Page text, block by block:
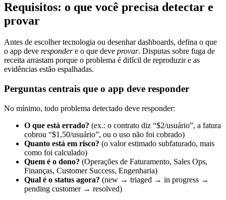
Requisitos: o que você precisa detectar e
provar
Antes de escolher tecnologia ou desenhar dashboards, defina o que
o app deve respondere o que deve provar. Disputas sobre fuga de
receita arrastam porque o problema é difícil de reproduzir e as
evidências estão espalhadas.
Perguntas centrais que o app deve responder
No mínimo, todo problema detectado deve responder:
O que está errado? (ex.: o contrato diz “$2/usuário”, a fatura
cobrou “$1,50/usuário”, ou o uso não foi cobrado)
Quanto está em risco? (o valor estimado subfaturado, mais
como foi calculado)
Quem é o dono? (Operações de Faturamento, Sales Ops,
Finanças, Customer Success, Engenharia)
Qual é o status agora? (new → triaged → in progress →
pending customer → resolved)